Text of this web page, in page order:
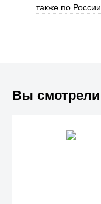
также по России
Вы смотрели